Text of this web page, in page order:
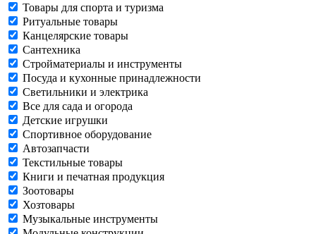
Товары для спорта и туризма
Ритуальные товары
Канцелярские товары
Сантехника
Стройматериалы и инструменты
Посуда и кухонные принадлежности
Светильники и электрика
Все для сада и огорода
Детские игрушки
Спортивное оборудование
Автозапчасти
Текстильные товары
Книги и печатная продукция
Зоотовары
Хозтовары
Музыкальные инструменты